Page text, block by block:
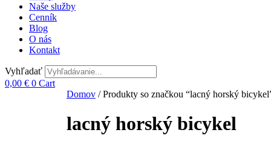
Naše služby
Cenník
Blog
O nás
Kontakt
Vyhľadať
0,00 € 0 Cart
Domov / Produkty so značkou “lacný horský
lacný horský bicykel